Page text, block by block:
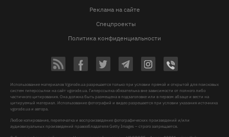
Реклама на сайте
Спецпроекты
Политика конфиденциальности
Использование материалов Vgorode.ua разрешается только при условии прямой и открытой для поисковых
систем гиперссылки на сайт vgorode.ua. Гиперссылка обязательна вне зависимости от полного либо
частичного цитирования. Она должна быть размещена в подзаголовке или в первом абзаце и вести на
цитируемый материал. Использование фотографий и видео разрешается при условии указания источника
vgorode.ua и автора.
Любое копирование, перепечатка и воспроизведение фотографических произведений и/или
аудиовизуальных произведений правообладателя Getty Images – строго запрещается.